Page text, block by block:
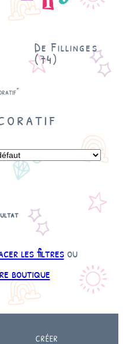
De Fillinges
(74)
les filtresou
boutique
CRÉER